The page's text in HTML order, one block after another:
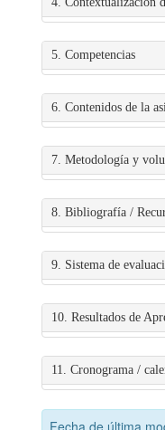
5. Competencias
6. Contenidos de la
7. Metodología y
8. Bibliografía /
9. Sistema de
10. Resultados de
11. Cronograma /
Fecha de última